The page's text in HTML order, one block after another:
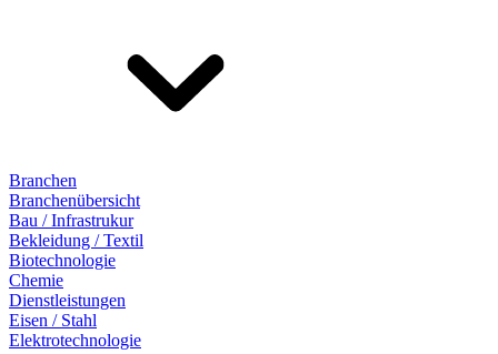
Branchen
Branchenübersicht
Bau / Infrastrukur
Bekleidung / Textil
Biotechnologie
Chemie
Dienstleistungen
Eisen / Stahl
Elektrotechnologie